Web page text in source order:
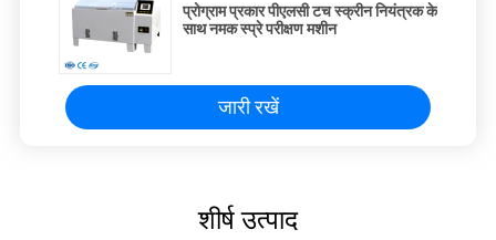
प्रोग्राम प्रकार पीएलसी टच स्क्रीन नियंत्रक के
साथ नमक स्प्रे परीक्षण मशीन
जारी रखें
शीर्ष उत्पाद